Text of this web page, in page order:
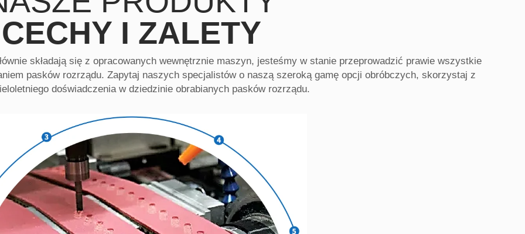
CECHY I ZALETY
składają się z opracowanych wewnętrznie maszyn, jesteśmy w stanie przeprowadzić prawie wszystkie
pasków rozrządu. Zapytaj naszych specjalistów o naszą szeroką gamę opcji obróbczych, skorzystaj z
doświadczenia w dziedzinie obrabianych pasków rozrządu.